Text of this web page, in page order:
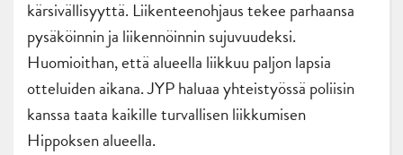
kärsivällisyyttä. Liikenteenohjaus tekee parhaansa
pysäköinnin ja liikennöinnin sujuvuudeksi.
Huomioithan, että alueella liikkuu paljon lapsia
otteluiden aikana. JYP haluaa yhteistyössä poliisin
kanssa taata kaikille turvallisen liikkumisen
Hippoksen alueella.